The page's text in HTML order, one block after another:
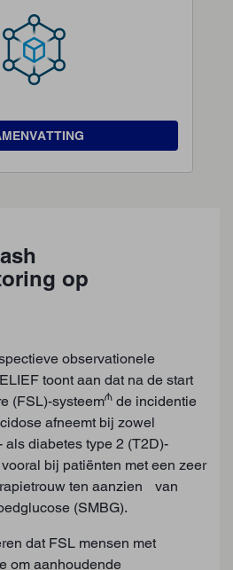
op
observationele
toont aan dat na de start
(FSL)-systeem₼ de incidentie
afneemt bij zowel
als diabetes type 2 (T2D)-
bij patiënten met een zeer
ten aanzien van
(SMBG).
dat FSL mensen met
om aanhoudende